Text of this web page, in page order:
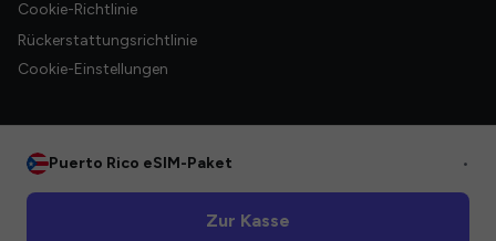
Cookie-Richtlinie
Rückerstattungsrichtlinie
Cookie-Einstellungen
Puerto Rico eSIM-Paket •
Zur Kasse